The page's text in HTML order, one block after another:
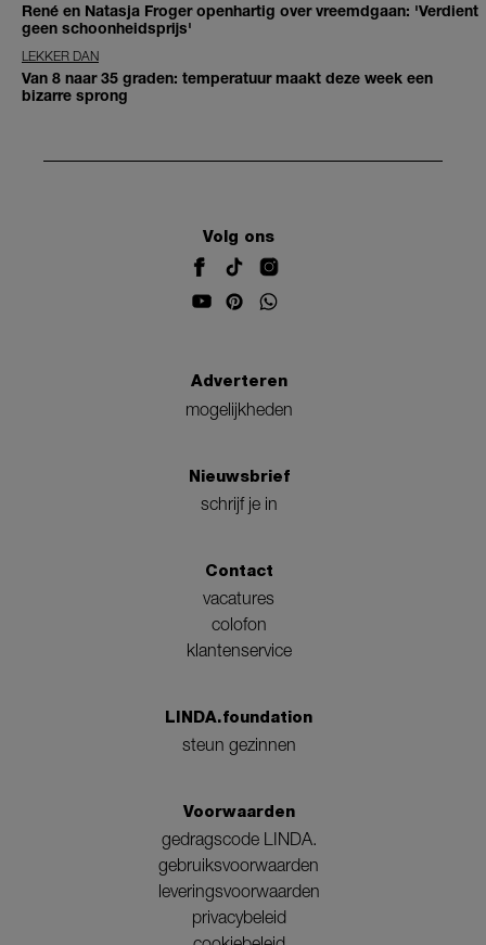
René en Natasja Froger openhartig over vreemdgaan: 'Verdient
geen schoonheidsprijs'
LEKKER DAN
Van 8 naar 35 graden: temperatuur maakt deze week een
bizarre sprong
Volg ons
Adverteren
mogelijkheden
Nieuwsbrief
schrijf je in
Contact
vacatures
colofon
klantenservice
LINDA.foundation
steun gezinnen
Voorwaarden
gedragscode LINDA.
gebruiksvoorwaarden
leveringsvoorwaarden
privacybeleid